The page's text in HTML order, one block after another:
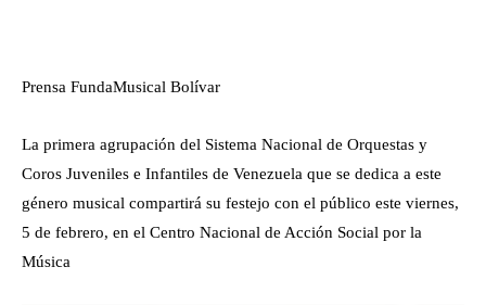
Prensa FundaMusical Bolívar
La primera agrupación del Sistema Nacional de Orquestas y
Coros Juveniles e Infantiles de Venezuela que se dedica a este
género musical compartirá su festejo con el público este viernes,
5 de febrero, en el Centro Nacional de Acción Social por la
Música